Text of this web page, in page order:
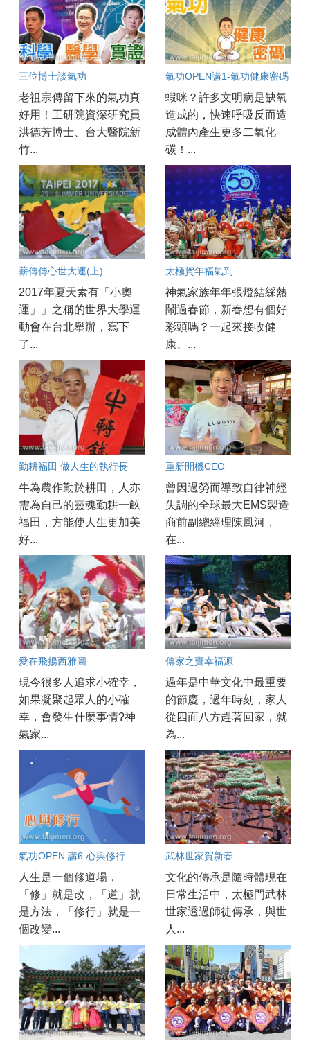
三位博士談氣功
老祖宗傳留下來的氣功真
好用！工研院資深研究員
洪德芳博士、台大醫院新
竹...
氣功OPEN講1-氣功健康密碼
蝦咪？許多文明病是缺氧
造成的，快速呼吸反而造
成體內產生更多二氧化
碳！...
薪傳傳心世大運(上)
2017年夏天素有「小奧
運」」之稱的世界大學運
動會在台北舉辦，寫下
了...
太極賀年福氣到
神氣家族年年張燈結綵熱
鬧過春節，新春想有個好
彩頭嗎？一起來接收健
康、...
勤耕福田 做人生的執行長
牛為農作勤於耕田，人亦
需為自己的靈魂勤耕一畝
福田，方能使人生更加美
好...
重新開機CEO
曾因過勞而導致自律神經
失調的全球最大EMS製造
商前副總經理陳風河，
在...
愛在飛揚西雅圖
現今很多人追求小確幸，
如果凝聚起眾人的小確
幸，會發生什麼事情?神
氣家...
傳家之寶幸福源
過年是中華文化中最重要
的節慶，過年時刻，家人
從四面八方趕著回家，就
為...
氣功OPEN 講6-心與修行
人生是一個修道場，
「修」就是改，「道」就
是方法，「修行」就是一
個改變...
武林世家賀新春
文化的傳承是隨時體現在
日常生活中，太極門武林
世家透過師徒傳承，與世
人...